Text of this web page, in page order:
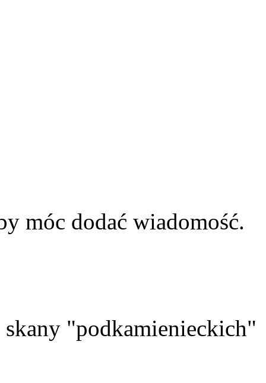
móc dodać wiadomość.
"podkamienieckich"